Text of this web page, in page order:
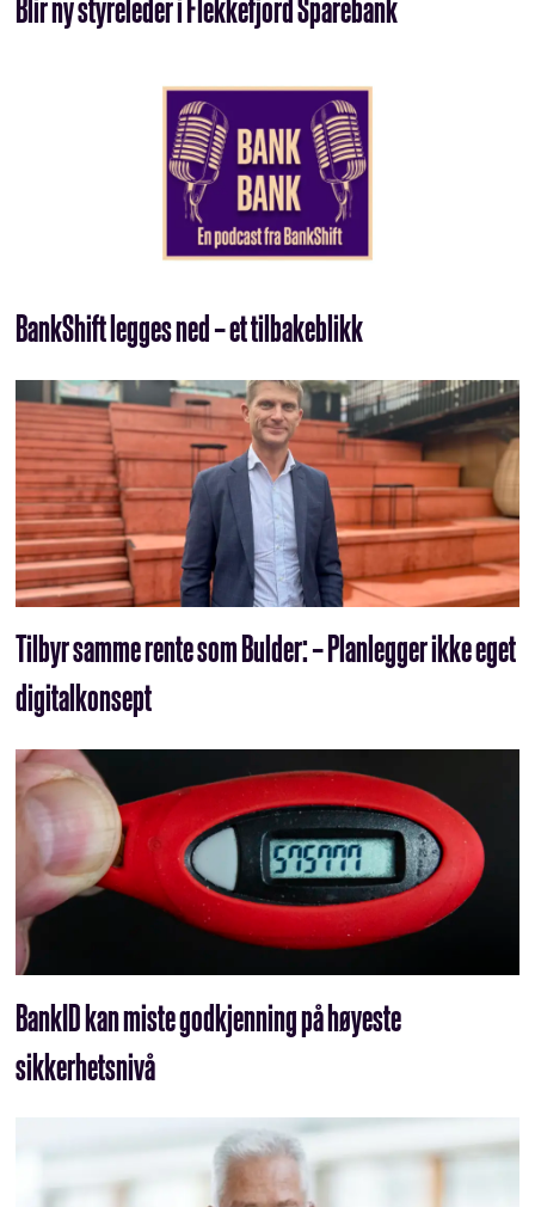
BankShift legges ned – et tilbakeblikk
Tilbyr samme rente som Bulder: – Planlegger ikke eget
digitalkonsept
BankID kan miste godkjenning på høyeste
sikkerhetsnivå